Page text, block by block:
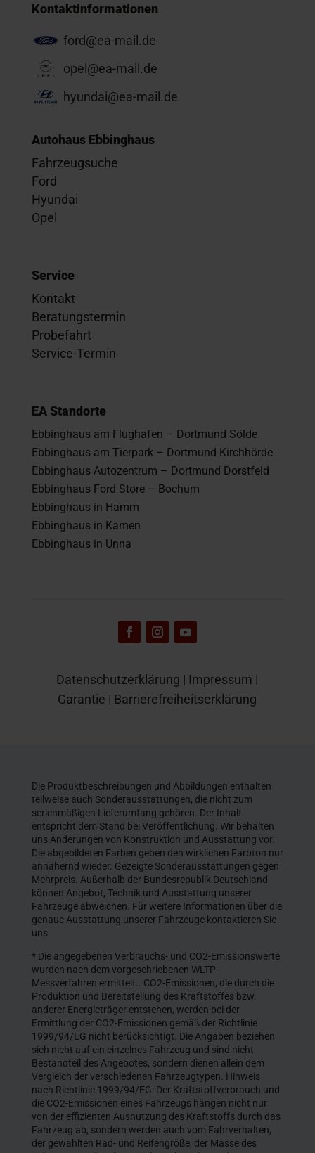
Kontaktinformationen
ford@ea-mail.de
opel@ea-mail.de
hyundai@ea-mail.de
Autohaus Ebbinghaus
Fahrzeugsuche
Ford
Hyundai
Opel
Service
Kontakt
Beratungstermin
Probefahrt
Service-Termin
EA Standorte
Ebbinghaus am Flughafen – Dortmund Sölde
Ebbinghaus am Tierpark – Dortmund Kirchhörde
Ebbinghaus Autozentrum – Dortmund Dorstfeld
Ebbinghaus Ford Store – Bochum
Ebbinghaus in Hamm
Ebbinghaus in Kamen
Ebbinghaus in Unna
Datenschutzerklärung | Impressum |
Garantie | Barrierefreiheitserklärung
Die Produktbeschreibungen und Abbildungen enthalten
teilweise auch Sonderausstattungen, die nicht zum
serienmäßigen Lieferumfang gehören. Der Inhalt
entspricht dem Stand bei Veröffentlichung. Wir behalten
uns Änderungen von Konstruktion und Ausstattung vor.
Die abgebildeten Farben geben den wirklichen Farbton nur
annähernd wieder. Gezeigte Sonderausstattungen gegen
Mehrpreis. Außerhalb der Bundesrepublik Deutschland
können Angebot, Technik und Ausstattung unserer
Fahrzeuge abweichen. Für weitere Informationen über die
genaue Ausstattung unserer Fahrzeuge kontaktieren Sie
uns.
* Die angegebenen Verbrauchs- und CO2-Emissionswerte
wurden nach dem vorgeschriebenen WLTP-
Messverfahren ermittelt.. CO2-Emissionen, die durch die
Produktion und Bereitstellung des Kraftstoffes bzw.
anderer Energieträger entstehen, werden bei der
Ermittlung der CO2-Emissionen gemäß der Richtlinie
1999/94/EG nicht berücksichtigt. Die Angaben beziehen
sich nicht auf ein einzelnes Fahrzeug und sind nicht
Bestandteil des Angebotes, sondern dienen allein dem
Vergleich der verschiedenen Fahrzeugtypen. Hinweis
nach Richtlinie 1999/94/EG: Der Kraftstoffverbrauch und
die CO2-Emissionen eines Fahrzeugs hängen nicht nur
von der effizienten Ausnutzung des Kraftstoffs durch das
Fahrzeug ab, sondern werden auch vom Fahrverhalten,
der gewählten Rad- und Reifengröße, der Masse des